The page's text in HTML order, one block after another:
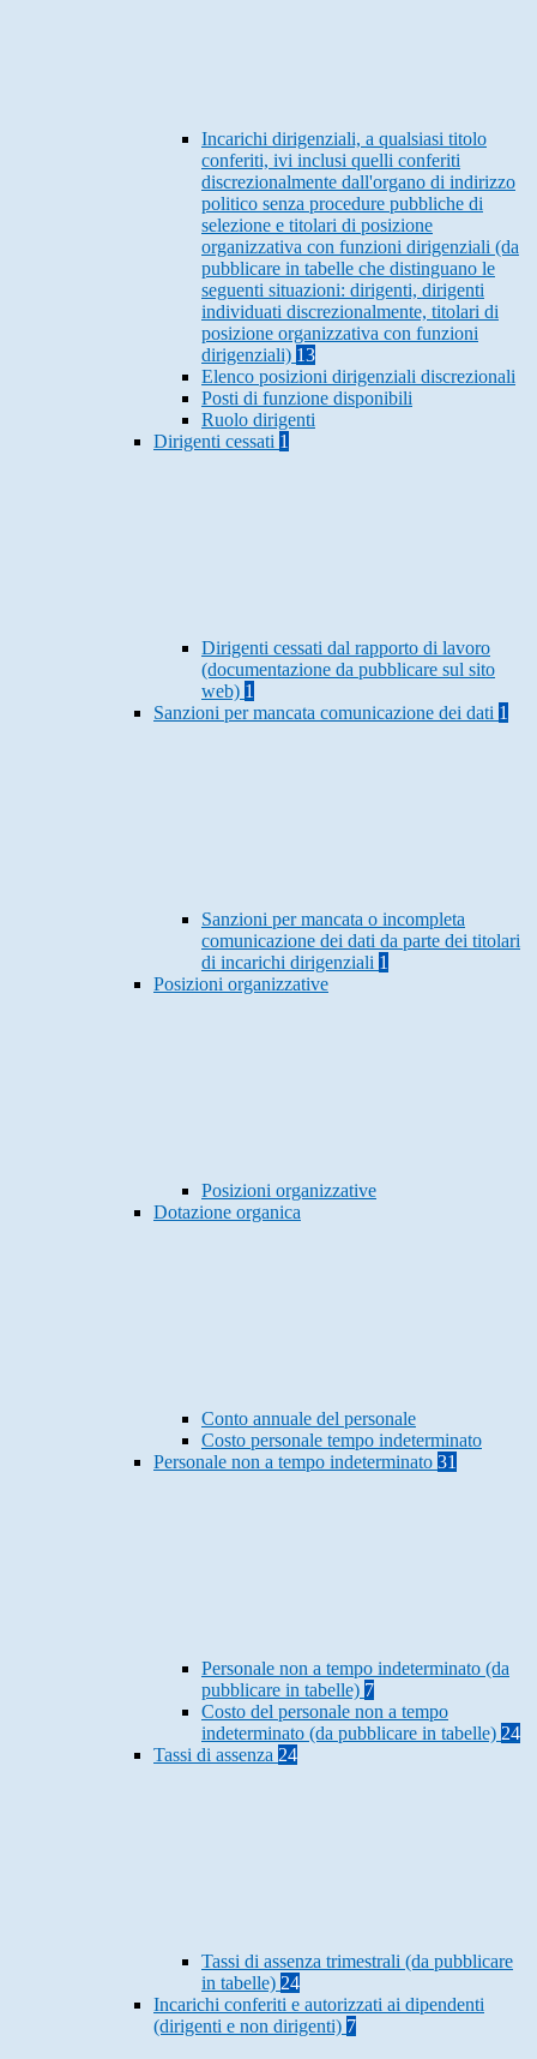
Incarichi dirigenziali, a qualsiasi titolo
conferiti, ivi inclusi quelli conferiti
discrezionalmente dall'organo di indirizzo
politico senza procedure pubbliche di
selezione e titolari di posizione
organizzativa con funzioni dirigenziali (da
pubblicare in tabelle che distinguano le
seguenti situazioni: dirigenti, dirigenti
individuati discrezionalmente, titolari di
posizione organizzativa con funzioni
dirigenziali) 13
Elenco posizioni dirigenziali discrezionali
Posti di funzione disponibili
Ruolo dirigenti
Dirigenti cessati 1
Dirigenti cessati dal rapporto di lavoro
(documentazione da pubblicare sul sito
web) 1
Sanzioni per mancata comunicazione dei dati 1
Sanzioni per mancata o incompleta
comunicazione dei dati da parte dei titolari
di incarichi dirigenziali 1
Posizioni organizzative
Posizioni organizzative
Dotazione organica
Conto annuale del personale
Costo personale tempo indeterminato
Personale non a tempo indeterminato 31
Personale non a tempo indeterminato (da
pubblicare in tabelle) 7
Costo del personale non a tempo
indeterminato (da pubblicare in tabelle) 24
Tassi di assenza 24
Tassi di assenza trimestrali (da pubblicare
in tabelle) 24
Incarichi conferiti e autorizzati ai dipendenti
(dirigenti e non dirigenti) 7